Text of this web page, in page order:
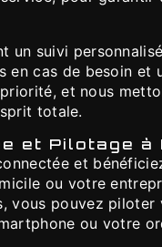
un suivi
en cas de besoin et
et nous
totale.
et Pilotage à
et
ou votre
vous pouvez piloter
ou votre